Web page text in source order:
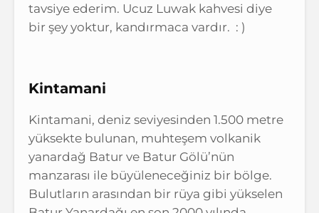
tavsiye ederim. Ucuz Luwak kahvesi diye
bir şey yoktur, kandırmaca vardır. : )
Kintamani
Kintamani, deniz seviyesinden 1.500 metre
yüksekte bulunan, muhteşem volkanik
yanardağ Batur ve Batur Gölü’nün
manzarası ile büyüleneceğiniz bir bölge.
Bulutların arasından bir rüya gibi yükselen